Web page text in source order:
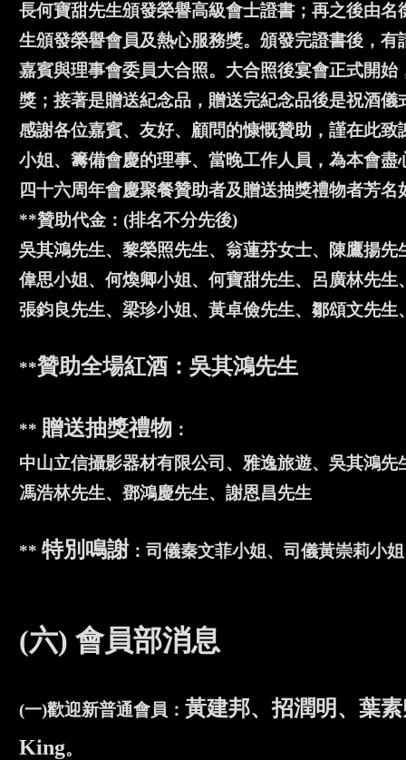
長何寶甜先生頒發榮譽高級會士證書；再之後由
生頒發榮譽會員及熱心服務獎。頒發完證書後，
嘉賓與理事會委員大合照。大合照後宴會正式開
獎；接著是贈送紀念品，贈送完紀念品後是祝酒
感謝各位嘉賓、友好、顧問的慷慨贊助，謹在此
小姐、籌備會慶的理事、當晚工作人員，為本會
四十六周年會慶聚餐贊助者及贈送抽獎禮物者芳
**贊助代金：(排名不分先後)
吳其鴻先生、黎榮照先生、翁蓮芬女士、陳鷹揚
偉思小姐、何煥卿小姐、何寶甜先生、呂廣林先
張鈞良先生、梁珍小姐、黃卓儉先生、鄒頌文先生
**贊助全場紅酒：吳其鴻先生
** 贈送抽獎禮物 ：
中山立信攝影器材有限公司、雅逸旅遊、吳其鴻
馮浩林先生、鄧鴻慶先生、謝恩昌先生
** 特別鳴謝：司儀秦文菲小姐、司儀黃崇莉小
(六) 會員部消息
(一)歡迎新普通會員： 黃建邦、招潤明、葉
King。